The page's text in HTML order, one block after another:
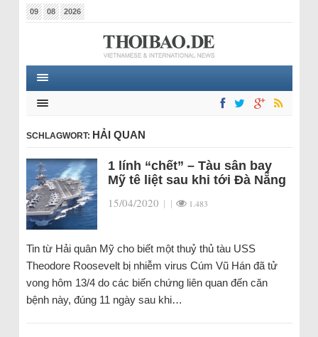
09 08 2026
SCHLAGWORT: HẢI QUAN
1 lính “chết” – Tàu sân bay
Mỹ tê liệt sau khi tới Đà Nẵng
15/04/2020 | | 1.483
Tin từ Hải quân Mỹ cho biết một thuỷ thủ tàu USS
Theodore Roosevelt bị nhiễm virus Cúm Vũ Hán đã tử
vong hôm 13/4 do các biến chứng liên quan đến căn
bệnh này, đúng 11 ngày sau khi…